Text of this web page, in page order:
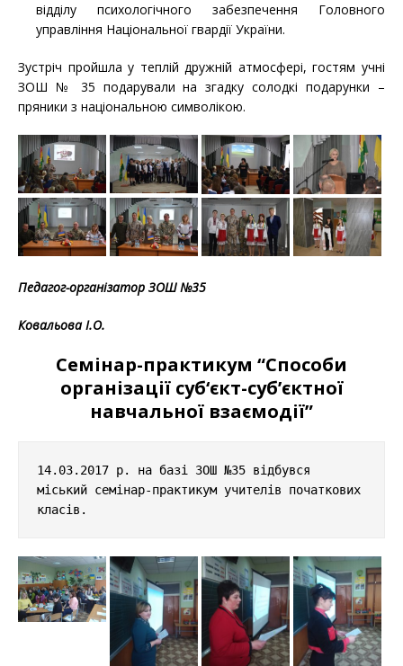
відділу психологічного забезпечення Головного
управління Національної гвардії України.
Зустріч пройшла у теплій дружній атмосфері, гостям учні
ЗОШ № 35 подарували на згадку солодкі подарунки –
пряники з національною символікою.
Педагог-організатор ЗОШ №35
Ковальова І.О.
Семінар-практикум “Способи
організації суб‘єкт-суб’єктної
навчальної взаємодії”
14.03.2017 р. на базі ЗОШ №35 відбувся
міський семінар-практикум учителів початкових
класів.